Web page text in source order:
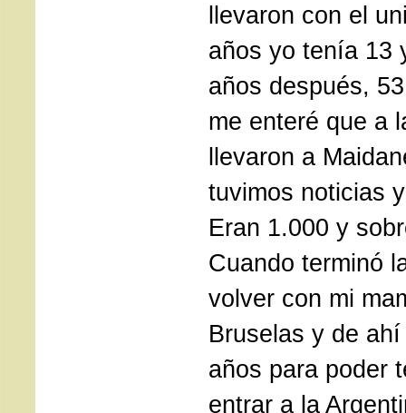
llevaron con el
años yo tenía 13
años después,
me enteré que a
llevaron a
tuvimos noticias
Eran 1.000 y
Cuando terminó
volver con mi
Bruselas y de
años para poder
entrar a la